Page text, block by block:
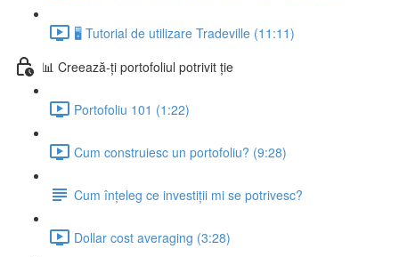
🖥 Tutorial de utilizare Tradeville (11:11)
📊 Creează-ți portofoliul potrivit ție
Portofoliu 101 (1:22)
Cum construiesc un portofoliu? (9:28)
Cum înțeleg ce investiții mi se potrivesc?
Dollar cost averaging (3:28)